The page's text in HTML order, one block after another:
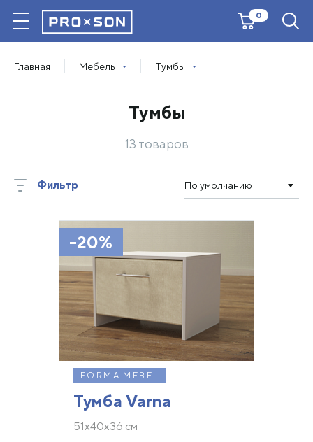
0
Главная Мебель Тумбы
Фильтр
Тумбы
13 товаров
По умолчанию
-20%
FORMA MEBEL
Тумба Varna
51х40х36 см